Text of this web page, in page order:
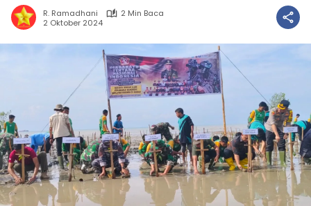
R. Ramadhani
2 Min Baca
2 Oktober 2024